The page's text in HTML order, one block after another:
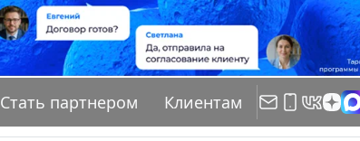
Стать партнером Клиентам